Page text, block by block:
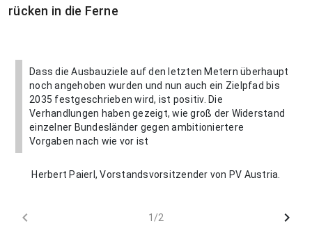
rücken in die Ferne
Dass die Ausbauziele auf den letzten Metern überhaupt
noch angehoben wurden und nun auch ein Zielpfad bis
2035 festgeschrieben wird, ist positiv. Die
Verhandlungen haben gezeigt, wie groß der Widerstand
einzelner Bundesländer gegen ambitioniertere
Vorgaben nach wie vor ist
Herbert Paierl, Vorstandsvorsitzender von PV Austria.
chevron_left 1/2 chevron_right